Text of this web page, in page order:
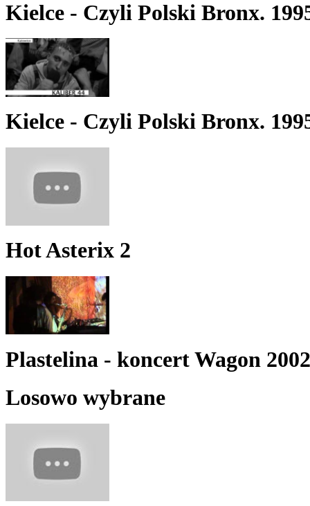
Kielce - Czyli Polski Bronx.
Kielce - Czyli Polski Bronx.
Hot Asterix 2
Plastelina - koncert Wagon 2002
Losowo wybrane